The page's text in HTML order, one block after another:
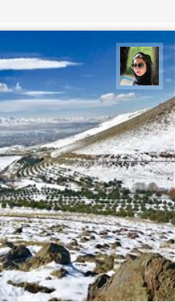
سپیده اصلان